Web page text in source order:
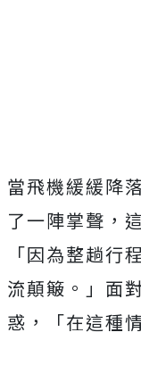
當飛機緩緩降
了一陣掌聲，
「因為整趟行
流顛簸。」面
惑，「在這種